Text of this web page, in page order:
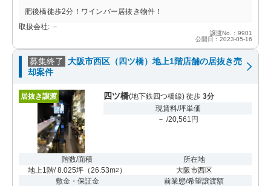
肥後橋徒歩2分！ワインバー居抜き物件！
取扱会社: －
譲渡No.：9901
公開日：2023-05-16
募集終了
大阪市西区（四ツ橋）地上1階店舗の居抜き売
却案件
居抜き譲渡 四ツ橋(地下鉄四つ橋線) 徒歩 3分
現賃料/坪単価
－ /20,561円
階数/面積
地上1階/ 8.025坪 （26.53m2 ）
所在地
大阪市西区
敷金・保証金
前業態/希望譲渡額